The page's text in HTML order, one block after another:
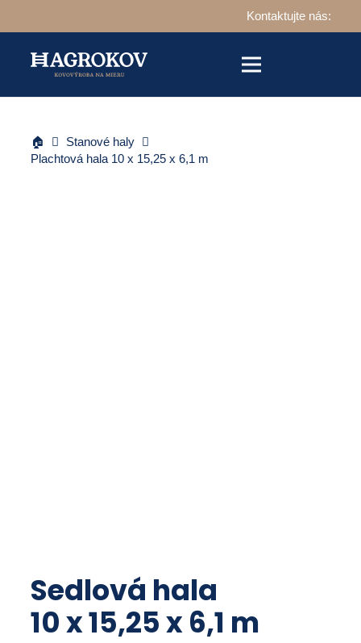
Kontaktujte nás:
🏠
Stanové haly
Plachtová hala 10 x 15,25 x 6,1 m
Sedlová hala
10 x 15,25 x 6,1 m